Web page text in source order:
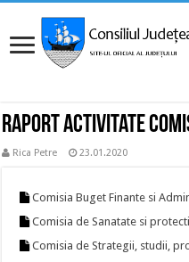
Raport activitate
Rica Petre 23.01.2020
Comisia Buget Finante si
Comisia de Sanatate si
Comisia de Strategii, studii,